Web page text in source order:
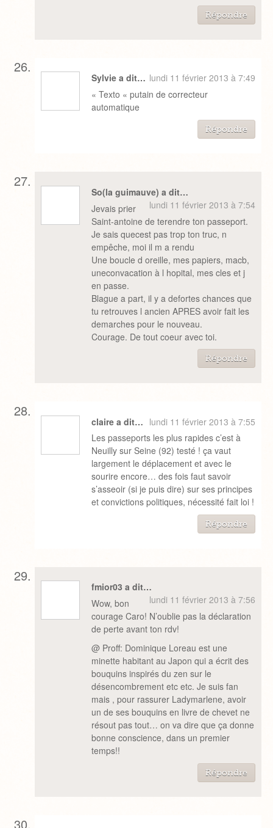
Répondre
Sylvie a dit… lundi 11 février 2013 à 7:49
« Texto « putain de correcteur
automatique
Répondre
So(la guimauve) a dit…
lundi 11 février 2013 à 7:54
Jevais prier
Saint-antoine de terendre ton passeport.
Je sais quecest pas trop ton truc, n
empêche, moi il m a rendu
Une boucle d oreille, mes papiers, macb,
uneconvacation à l hopital, mes cles et j
en passe.
Blague a part, il y a defortes chances que
tu retrouves l ancien APRES avoir fait les
demarches pour le nouveau.
Courage. De tout coeur avec toi.
Répondre
claire a dit… lundi 11 février 2013 à 7:55
Les passeports les plus rapides c’est à
Neuilly sur Seine (92) testé ! ça vaut
largement le déplacement et avec le
sourire encore… des fois faut savoir
s’asseoir (si je puis dire) sur ses principes
et convictions politiques, nécessité fait loi !
Répondre
fmior03 a dit…
lundi 11 février 2013 à 7:56
Wow, bon
courage Caro! N’oublie pas la déclaration
de perte avant ton rdv!
@ Proff: Dominique Loreau est une
minette habitant au Japon qui a écrit des
bouquins inspirés du zen sur le
désencombrement etc etc. Je suis fan
mais , pour rassurer Ladymarlene, avoir
un de ses bouquins en livre de chevet ne
résout pas tout… on va dire que ça donne
bonne conscience, dans un premier
temps!!
Répondre